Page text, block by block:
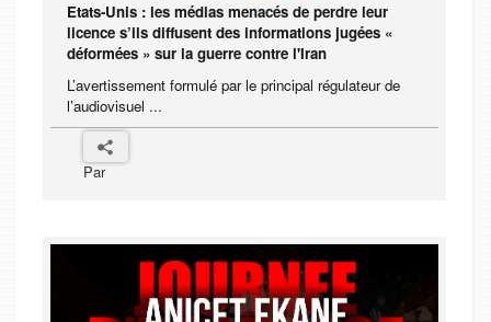
Etats-Unis : les médias menacés de perdre leur
licence s’ils diffusent des informations jugées «
déformées » sur la guerre contre l'Iran
L’avertissement formulé par le principal régulateur de
l’audiovisuel ...
Par